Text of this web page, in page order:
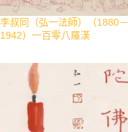
李叔同（弘一法師）（1880－
1942）一百零八羅漢